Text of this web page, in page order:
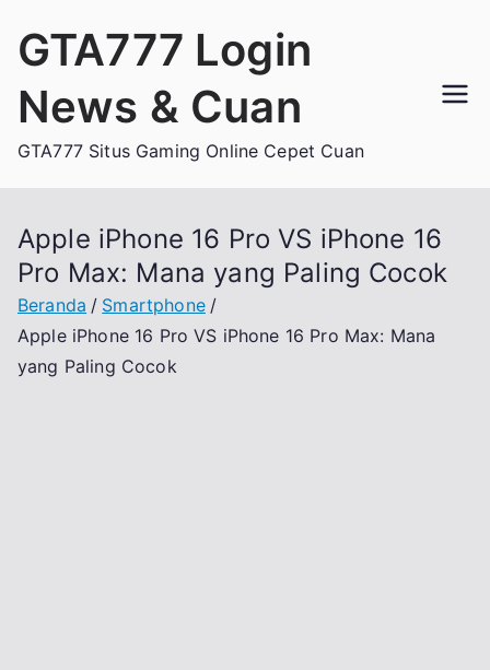
GTA777 Login
News & Cuan
GTA777 Situs Gaming Online Cepet Cuan
Apple iPhone 16 Pro VS iPhone 16
Pro Max: Mana yang Paling Cocok
Beranda
Smartphone
Apple iPhone 16 Pro VS iPhone 16 Pro Max: Mana
yang Paling Cocok